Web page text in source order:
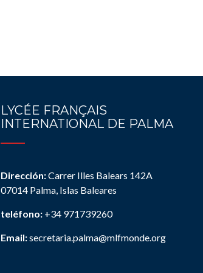
LYCÉE FRANÇAIS
INTERNATIONAL DE PALMA
Dirección:Carrer Illes Balears 142A
07014 Palma, Islas Baleares
teléfono: +34 971739260
Email:secretaria.palma@mlfmonde.org